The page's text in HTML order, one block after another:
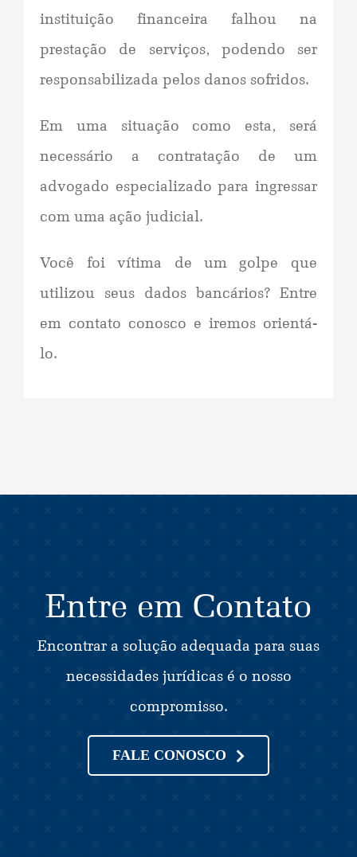
instituição financeira falhou na
prestação de serviços, podendo ser
responsabilizada pelos danos sofridos.
Em uma situação como esta, será
necessário a contratação de um
advogado especializado para ingressar
com uma ação judicial.
Você foi vítima de um golpe que
utilizou seus dados bancários? Entre
em contato conosco e iremos orientá-
lo.
Entre em Contato
Encontrar a solução adequada para suas
necessidades jurídicas é o nosso
compromisso.
FALE CONOSCO